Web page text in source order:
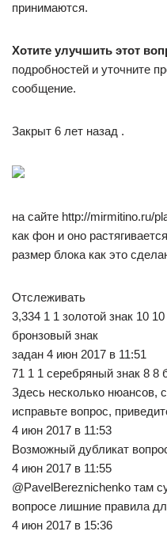
принимаются.
Хотите улучшить этот
подробностей и уточните
сообщение.
Закрыт 6 лет назад .
на сайте http://mirmitino.ru/
как фон и оно
размер блока как это
Отслеживать
3,334 1 1 золотой знак 10
бронзовый знак
задан 4 июн 2017 в 11:51
71 1 1 серебряный знак 8 8
Здесь несколько нюансов,
исправьте вопрос,
4 июн 2017 в 11:53
Возможный дубликат
4 июн 2017 в 11:55
@PavelBereznichenko там
вопросе лишние правила
4 июн 2017 в 15:36